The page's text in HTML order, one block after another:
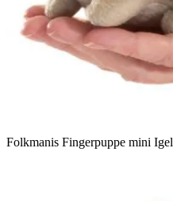
Folkmanis Fingerpuppe mini Igel